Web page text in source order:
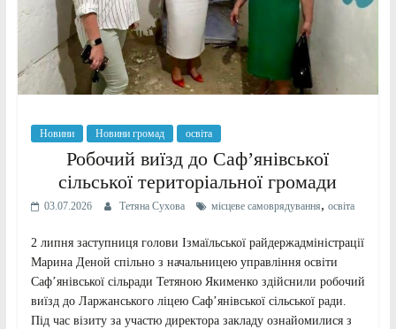
Новини Новини громад освіта
Робочий виїзд до Саф’янівської
сільської територіальної громади
03.07.2026 Тетяна Сухова місцеве самоврядування, освіта
2 липня заступниця голови Ізмаїльської райдержадміністрації
Марина Деной спільно з начальницею управління освіти
Саф’янівської сільради Тетяною Якименко здійснили робочий
виїзд до Ларжанського ліцею Саф’янівської сільської ради.
Під час візиту за участю директора закладу ознайомилися з